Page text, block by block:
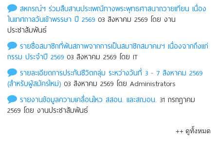
สหกรณ์ฯ ร่วมสืบสานประเพณีทางพระพุทธศาสนาถวายเทียน เนื่อง
ในเทศกาลวันเข้าพรรษา ปี 2569 03 สิงหาคม 2569 โดย งาน
ประชาสัมพันธ์
รายชื่อสมาชิกที่พ้นสภาพจากการเป็นสมาชิกสมาคมฯ เนื่องจากถึงแก่
กรรม ประจําปี 2569 03 สิงหาคม 2569 โดย IT
รายละเอียดการประกันชีวิตกลุ่ม ระหว่างวันที่ 3 - 7 สิงหาคม 2569
(สำหรับผู้สมัครใหม่) 03 สิงหาคม 2569 โดย Administrators
รายงานข้อมูลความเคลื่อนไหว สสอน. เเละสฌอน. 31 กรกฎาคม
2569 โดย งานประชาสัมพันธ์
++ ดูทั้งหมด